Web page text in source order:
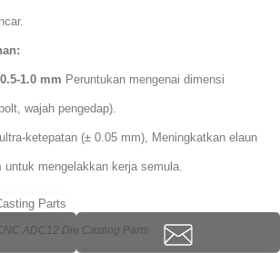
0.5-1.0 mm Peruntukan mengenai dimensi
wajah pengedap).
ketepatan (± 0.05 mm), Meningkatkan elaun
untuk mengelakkan kerja semula.
ADC12 Die Casting Parts